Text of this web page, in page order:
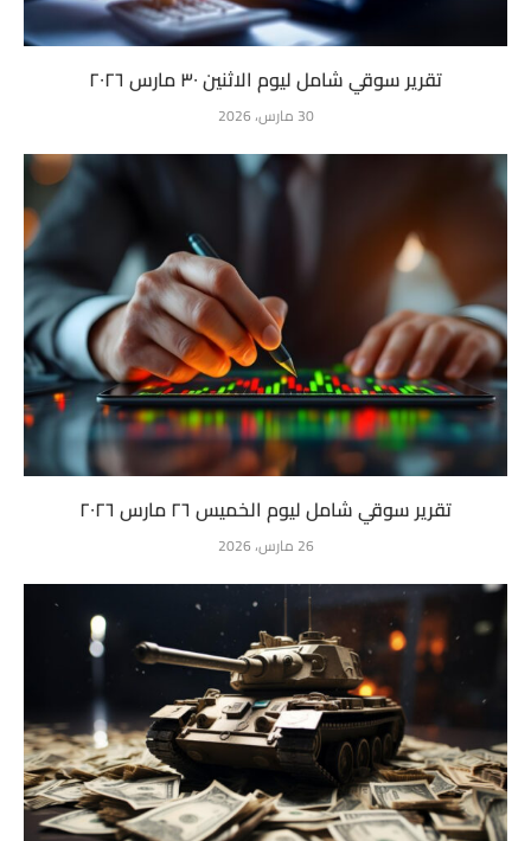
تقرير سوقي شامل ليوم الاثنين ٣٠ مارس ٢٠٢٦
30 مارس، 2026
تقرير سوقي شامل ليوم الخميس ٢٦ مارس ٢٠٢٦
26 مارس، 2026